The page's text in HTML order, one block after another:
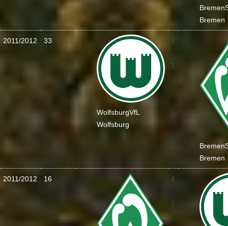
Bremen
Bremen
2011/2012 33
WolfsburgVfL
Wolfsburg
3
:
1
Bremen
Bremen
2011/2012 16
4
:
1